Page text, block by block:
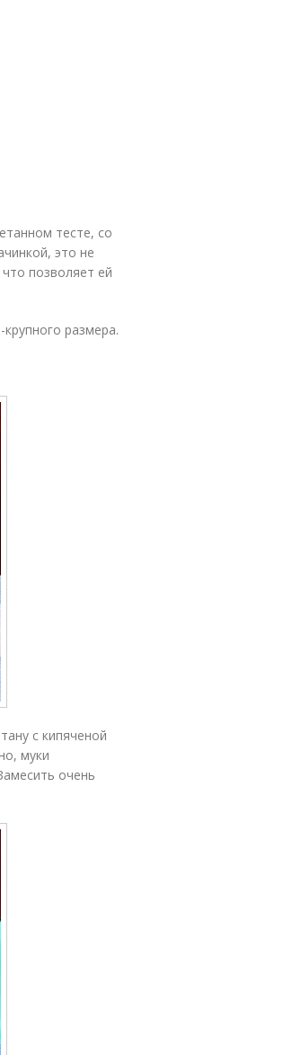
тесте, со
это не
позволяет ей
размера.
с кипяченой
муки
очень